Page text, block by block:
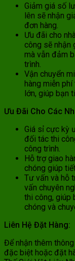
Giảm giá số
lên sẽ nhận
đơn hàng.
Ưu đãi cho
công sẽ nhận
mà vẫn đảm
trình.
Vận chuyển
hàng miễn
lớn, giúp bạn
Ưu Đãi Cho Các
Giá sỉ cực kỳ
đối tác thi
công trình.
Hỗ trợ giao
chóng giúp
Tư vấn và hỗ
vấn chuyên
thi công, giúp
chóng và
Liên Hệ Đặt Hàng:
Để nhận thêm
đặc biệt hoặc đặt